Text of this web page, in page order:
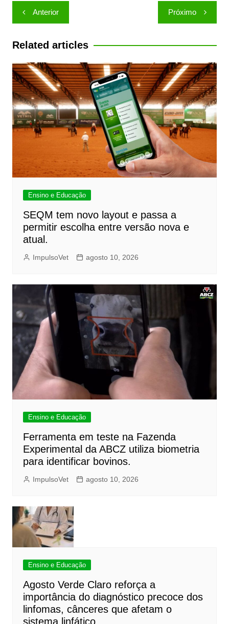
Navegação
de
Post
Anterior Próximo
Related articles
Ensino e Educação
SEQM tem novo layout e passa a
permitir escolha entre versão nova e
atual.
ImpulsoVet agosto 10, 2026
Ensino e Educação
Ferramenta em teste na Fazenda
Experimental da ABCZ utiliza biometria
para identificar bovinos.
ImpulsoVet agosto 10, 2026
Ensino e Educação
Agosto Verde Claro reforça a
importância do diagnóstico precoce dos
linfomas, cânceres que afetam o
sistema linfático.